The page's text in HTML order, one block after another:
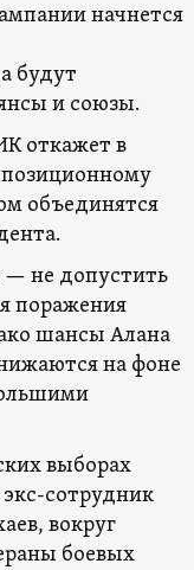
начнется
будут
и союзы.
откажет в
объединятся
— не допустить
поражения
шансы Алана
на фоне
выборах
сотрудник
вокруг
боевых